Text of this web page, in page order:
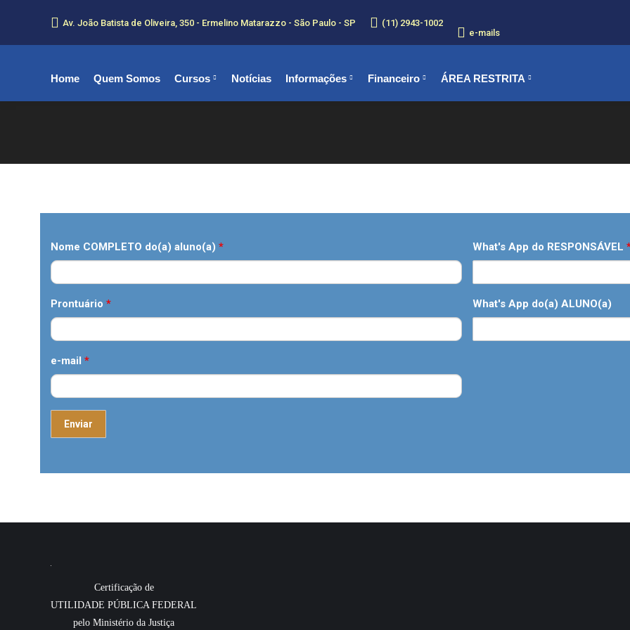
Av. João Batista de Oliveira, 350 - Ermelino Matarazzo - São Paulo - SP
(11) 2943-1002
e-mails
Home Quem Somos Cursos Notícias Informações Financeiro ÁREA RESTRITA
Nome COMPLETO do(a) aluno(a) *
Prontuário *
e-mail *
What's App do RESPONSÁVEL
What's App do(a) ALUNO(a)
Certificação de
UTILIDADE PÚBLICA FEDERAL
pelo Ministério da Justiça